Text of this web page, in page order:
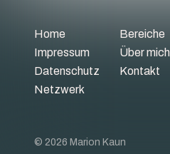
Home
Impressum
Datenschutz
Netzwerk
Bereiche
Über mich
Kontakt
© 2026 Marion Kaun